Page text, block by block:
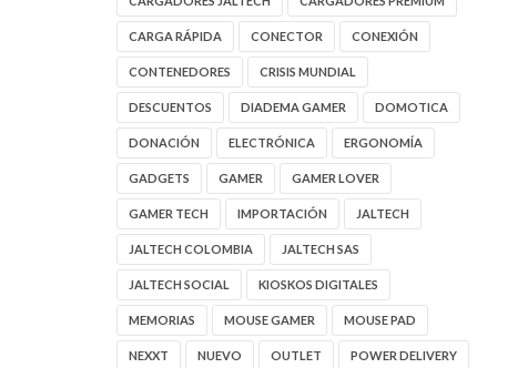
CARGA RÁPIDA CONECTOR CONEXIÓN
CONTENEDORES CRISIS MUNDIAL
DESCUENTOS DIADEMA GAMER DOMOTICA
DONACIÓN ELECTRÓNICA ERGONOMÍA
GADGETS GAMER GAMER LOVER
GAMER TECH IMPORTACIÓN JALTECH
JALTECH COLOMBIA JALTECH SAS
JALTECH SOCIAL KIOSKOS DIGITALES
MEMORIAS MOUSE GAMER MOUSE PAD
NEXXT NUEVO OUTLET POWER DELIVERY